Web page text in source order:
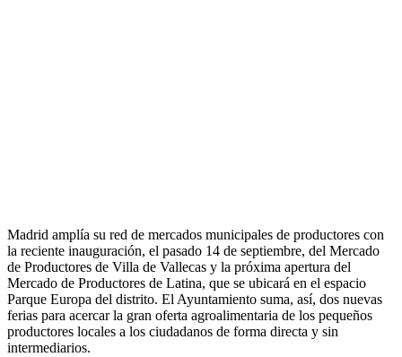
Madrid amplía su red de mercados municipales de productores con
la reciente inauguración, el pasado 14 de septiembre, del Mercado
de Productores de Villa de Vallecas y la próxima apertura del
Mercado de Productores de Latina, que se ubicará en el espacio
Parque Europa del distrito. El Ayuntamiento suma, así, dos nuevas
ferias para acercar la gran oferta agroalimentaria de los pequeños
productores locales a los ciudadanos de forma directa y sin
intermediarios.